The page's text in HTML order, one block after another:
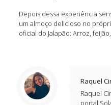
Depois dessa experiência
um almoço delicioso no
oficial do Jalapão: Arroz,
Raquel
Raquel
portal